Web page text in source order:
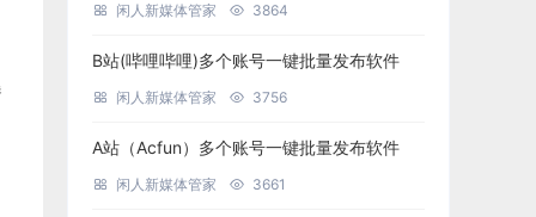
闲人新媒体管家 3864
B站(哔哩哔哩)多个账号一键批量发布软件
闲人新媒体管家 3756
A站（Acfun）多个账号一键批量发布软件
闲人新媒体管家 3661